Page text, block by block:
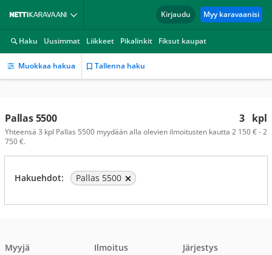
Kirjaudu Myy karavaanisi
Haku Uusimmat Liikkeet Pikalinkit Fiksut kaupat
Muokkaa hakua Tallenna haku
3 kpl
Pallas 5500
Yhteensä 3 kpl Pallas 5500 myydään alla olevien ilmoitusten kautta 2 150 € - 2
750 €.
Hakuehdot: Pallas 5500
Myyjä
Ilmoitus Järjestys